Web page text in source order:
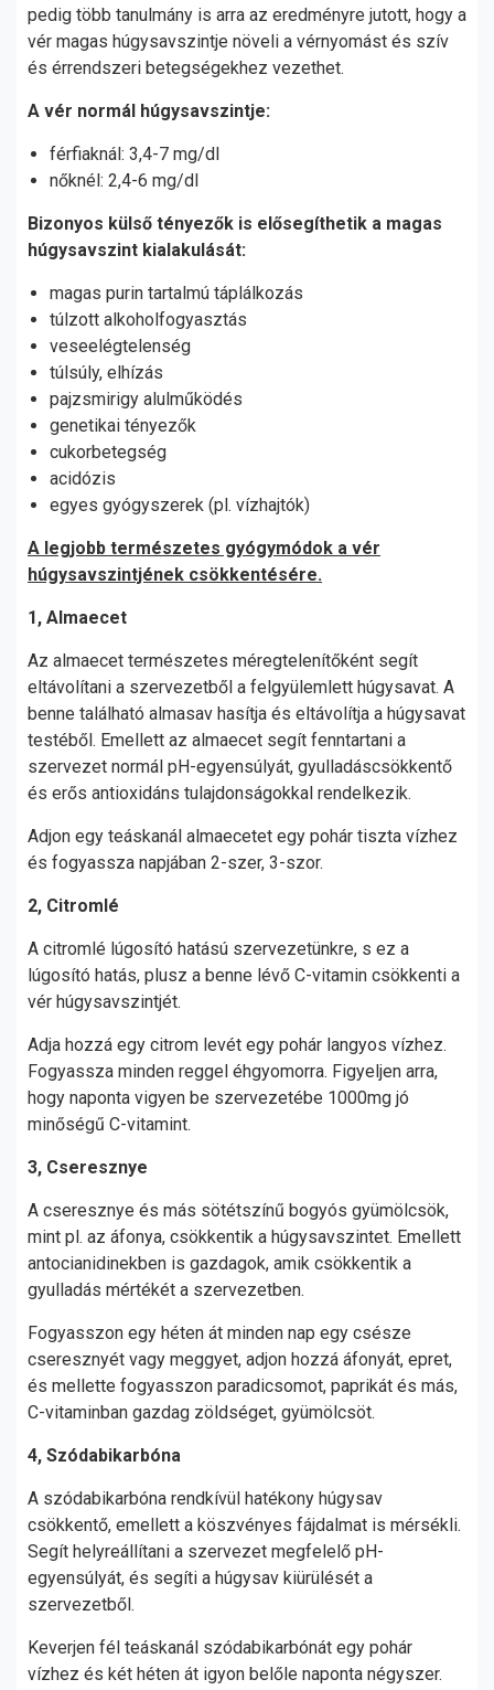
pedig több tanulmány is arra az eredményre jutott, hogy a
vér magas húgysavszintje növeli a vérnyomást és szív
és érrendszeri betegségekhez vezethet.
A vér normál húgysavszintje:
férfiaknál: 3,4-7 mg/dl
nőknél: 2,4-6 mg/dl
Bizonyos külső tényezők is elősegíthetik a magas
húgysavszint kialakulását:
magas purin tartalmú táplálkozás
túlzott alkoholfogyasztás
veseelégtelenség
túlsúly, elhízás
pajzsmirigy alulműködés
genetikai tényezők
cukorbetegség
acidózis
egyes gyógyszerek (pl. vízhajtók)
A legjobb természetes gyógymódok a vér
húgysavszintjének csökkentésére.
1, Almaecet
Az almaecet természetes méregtelenítőként segít
eltávolítani a szervezetből a felgyülemlett húgysavat. A
benne található almasav hasítja és eltávolítja a húgysavat
testéből. Emellett az almaecet segít fenntartani a
szervezet normál pH-egyensúlyát, gyulladáscsökkentő
és erős antioxidáns tulajdonságokkal rendelkezik.
Adjon egy teáskanál almaecetet egy pohár tiszta vízhez
és fogyassza napjában 2-szer, 3-szor.
2, Citromlé
A citromlé lúgosító hatású szervezetünkre, s ez a
lúgosító hatás, plusz a benne lévő C-vitamin csökkenti a
vér húgysavszintjét.
Adja hozzá egy citrom levét egy pohár langyos vízhez.
Fogyassza minden reggel éhgyomorra. Figyeljen arra,
hogy naponta vigyen be szervezetébe 1000mg jó
minőségű C-vitamint.
3, Cseresznye
A cseresznye és más sötétszínű bogyós gyümölcsök,
mint pl. az áfonya, csökkentik a húgysavszintet. Emellett
antocianidinekben is gazdagok, amik csökkentik a
gyulladás mértékét a szervezetben.
Fogyasszon egy héten át minden nap egy csésze
cseresznyét vagy meggyet, adjon hozzá áfonyát, epret,
és mellette fogyasszon paradicsomot, paprikát és más,
C-vitaminban gazdag zöldséget, gyümölcsöt.
4, Szódabikarbóna
A szódabikarbóna rendkívül hatékony húgysav
csökkentő, emellett a köszvényes fájdalmat is mérsékli.
Segít helyreállítani a szervezet megfelelő pH-
egyensúlyát, és segíti a húgysav kiürülését a
szervezetből.
Keverjen fél teáskanál szódabikarbónát egy pohár
vízhez és két héten át igyon belőle naponta négyszer.